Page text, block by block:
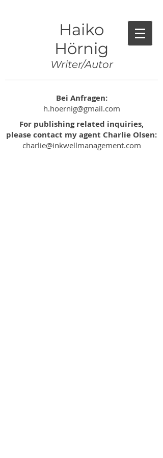
Haiko
Hörnig
Writer/Autor
Bei Anfragen:
h.hoernig@gmail.com
For publishing related inquiries,
please contact my agent Charlie Olsen:
charlie@inkwellmanagement.com